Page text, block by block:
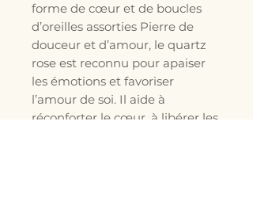
forme de cœur et de boucles
d’oreilles assorties Pierre de
douceur et d’amour, le quartz
rose est reconnu pour apaiser
les émotions et favoriser
l’amour de soi. Il aide à
réconforter le cœur, à libérer les